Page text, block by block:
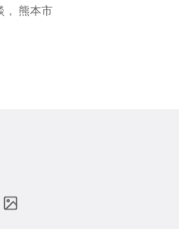
熊本市